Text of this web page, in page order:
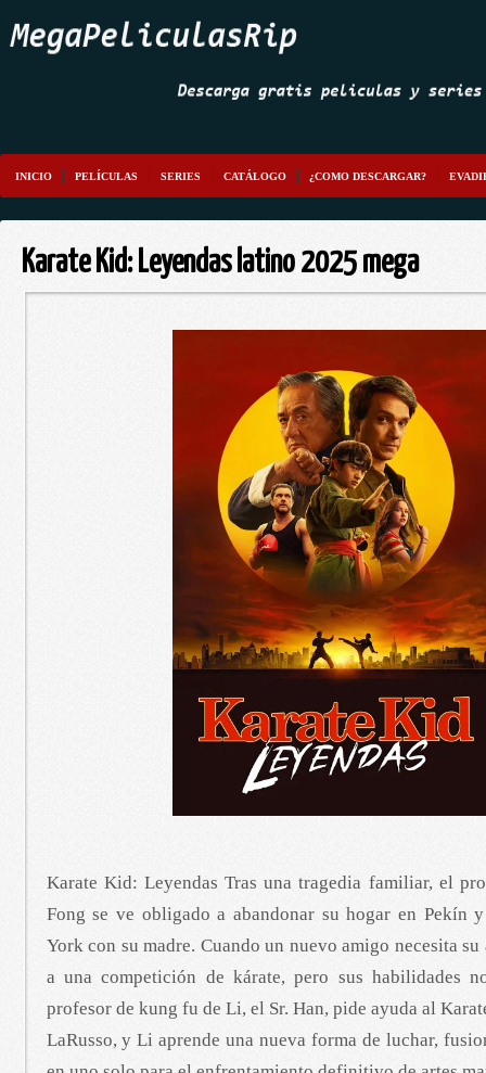
INICIO PELÍCULAS SERIES CATÁLOGO ¿COMO DESCARGAR?
Karate Kid: Leyendas latino 2025 mega
Karate Kid: Leyendas Tras una tragedia familiar, el
Fong se ve obligado a abandonar su hogar en Pekín
York con su madre. Cuando un nuevo amigo necesita
a una competición de kárate, pero sus habilidades
profesor de kung fu de Li, el Sr. Han, pide ayuda al
LaRusso, y Li aprende una nueva forma de luchar,